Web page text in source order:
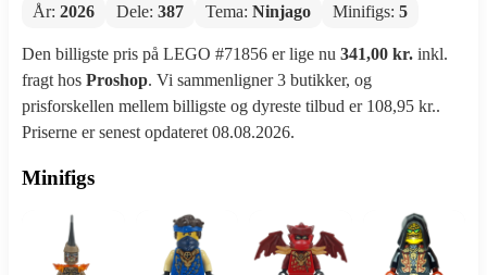
År: 2026 Dele: 387 Tema: Ninjago Minifigs: 5
Den billigste pris på LEGO #71856 er lige nu 341,00 kr. inkl.
fragt hos Proshop. Vi sammenligner 3 butikker, og
prisforskellen mellem billigste og dyreste tilbud er 108,95 kr..
Priserne er senest opdateret 08.08.2026.
Minifigs